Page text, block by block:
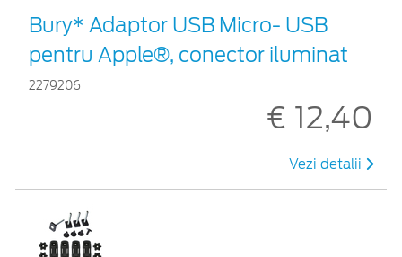
Bury* Adaptor USB Micro- USB
pentru Apple®, conector iluminat
2279206
€ 12,40
Vezi detalii